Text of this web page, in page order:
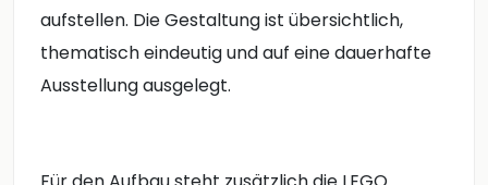
aufstellen. Die Gestaltung ist übersichtlich,
thematisch eindeutig und auf eine dauerhafte
Ausstellung ausgelegt.